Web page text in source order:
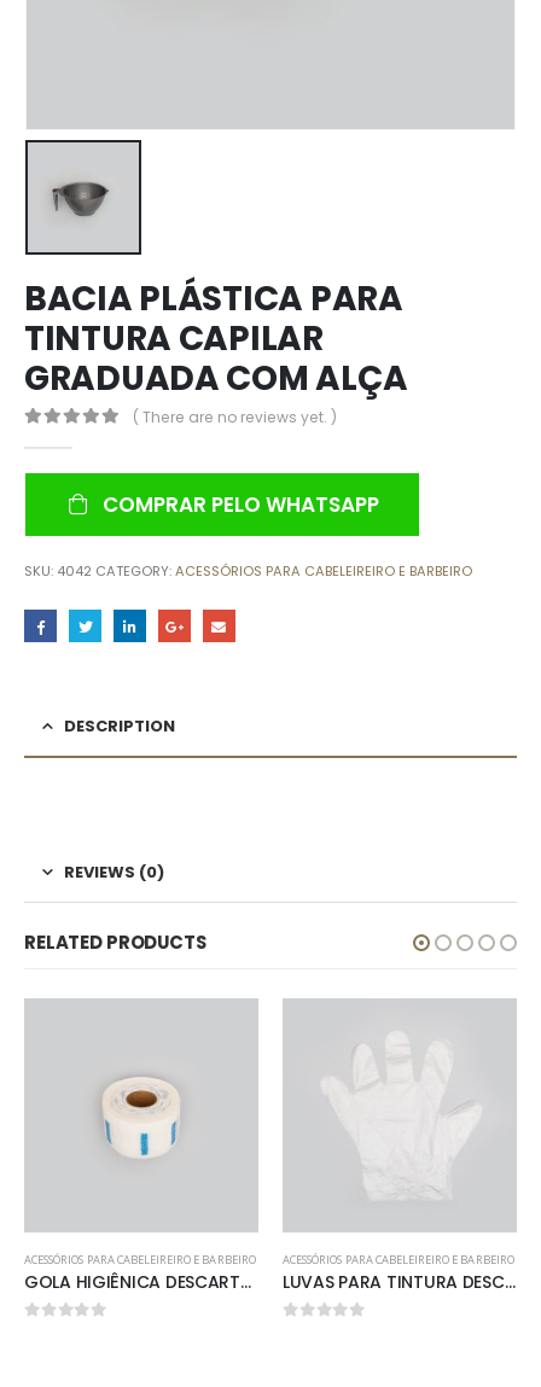
BACIA PLÁSTICA PARA
TINTURA CAPILAR
GRADUADA COM ALÇA
( There are no reviews yet. )
COMPRAR PELO WHATSAPP
SKU: 4042 CATEGORY:ACESSÓRIOS PARA CABELEIREIRO E BARBEIRO
DESCRIPTION
REVIEWS (0)
RELATED PRODUCTS
ACESSÓRIOS PARA CABELEIREIRO E BARBEIRO
GOLA HIGIÊNICA DESCARTAVEL C/ 500 UNID
ACESSÓRIOS PARA CABELEIREIRO E BARBEIRO
LUVAS PARA TINTURA DESCATAVEL PACOTE C/50 PARES